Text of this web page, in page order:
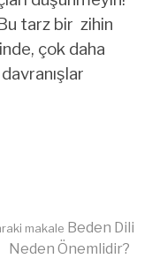
tarz bir zihin
çok daha
makale Beden Dili
Neden Önemlidir?